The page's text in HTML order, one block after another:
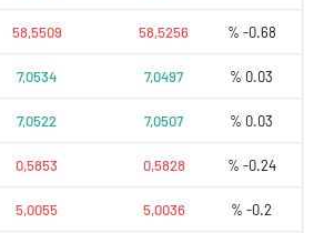
58,5509 58,5256 % -0.68
7,0534 7,0497 % 0.03
7,0522 7,0507 % 0.03
0,5853 0,5828 % -0.24
5,0055 5,0036 % -0.2